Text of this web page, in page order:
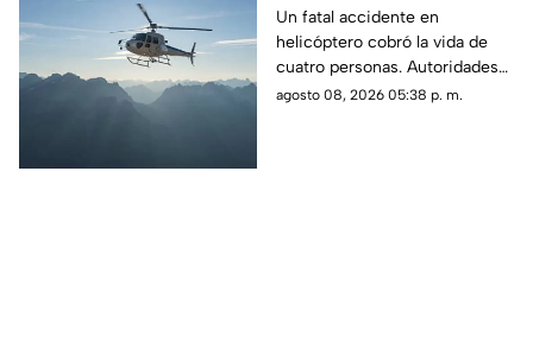
en zona boscosa y
mueren cuatro
personas
Un fatal accidente en
helicóptero cobró la vida de
cuatro personas. Autoridades
confirmaron que la aeronave
agosto 08, 2026 05:38 p. m.